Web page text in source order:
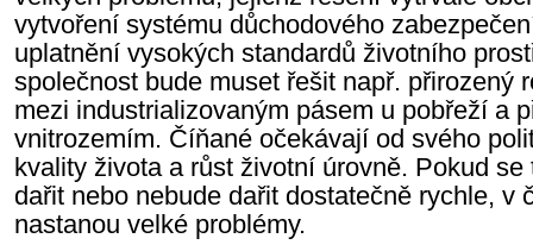
vytvoření systému důchodového
uplatnění vysokých standardů životního
společnost bude muset řešit např. přirozený
mezi industrializovaným pásem u pobřeží a
vnitrozemím. Číňané očekávají od svého
kvality života a růst životní úrovně. Pokud
dařit nebo nebude dařit dostatečně rychle, v
nastanou velké problémy.